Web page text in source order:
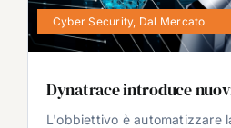
Cyber Security, Dal Mercato
Dynatrace introduce
L'obbiettivo è automatizzare